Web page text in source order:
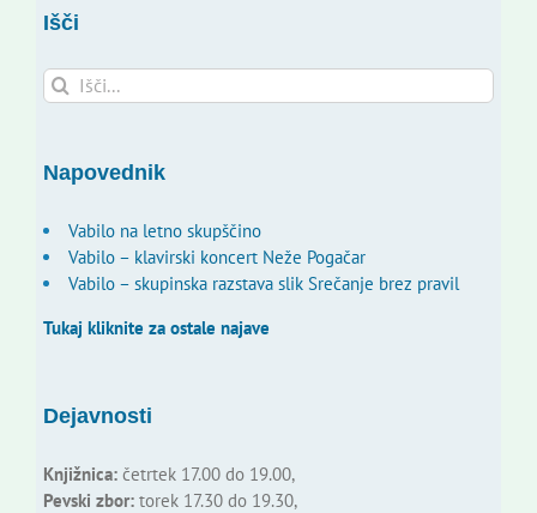
Išči
Search
for:
Napovednik
Vabilo na letno skupščino
Vabilo – klavirski koncert Neže Pogačar
Vabilo – skupinska razstava slik Srečanje brez pravil
Tukaj kliknite za ostale najave
Dejavnosti
Knjižnica:četrtek 17.00 do 19.00,
Pevski zbor:torek 17.30 do 19.30,